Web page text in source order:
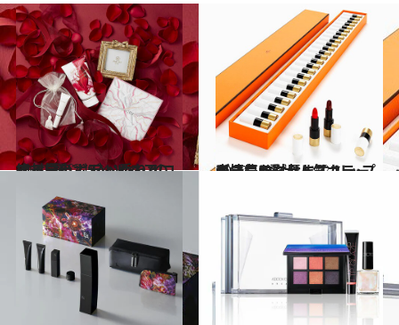
2020.10.20
絶対買い！ スペシャルコフレ5選♡ “いい香り”のする極上ボディ＆ヘアに
ビューティ＆ヘルス 2020.10.21
表情豊かな唇に♡ リップコフレ5選 大人気カラーが一気に試せます！
ビューティ＆ヘルス